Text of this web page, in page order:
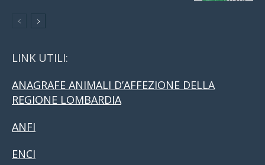
LINK UTILI:
ANAGRAFE ANIMALI D’AFFEZIONE DELLA
REGIONE LOMBARDIA
ANFI
ENCI